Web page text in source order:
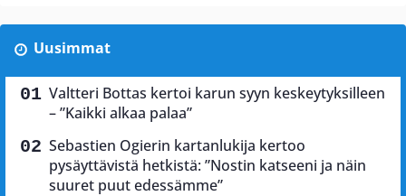
Uusimmat
Valtteri Bottas kertoi karun syyn keskeytyksilleen
– ”Kaikki alkaa palaa”
Sebastien Ogierin kartanlukija kertoo
pysäyttävistä hetkistä: ”Nostin katseeni ja näin
suuret puut edessämme”